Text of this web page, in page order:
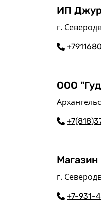
ИП
г.
ООО
Магазин
г.
+7-931-